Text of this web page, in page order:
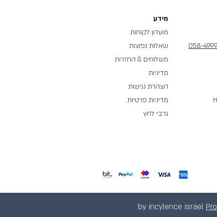
058-
מידע
מועדון לקוחות
שאלות נפוצות
משלוחים & החזרות
מדיניות
הצהרת נגישות
מדיניות פרטיות
גרבי לחץ